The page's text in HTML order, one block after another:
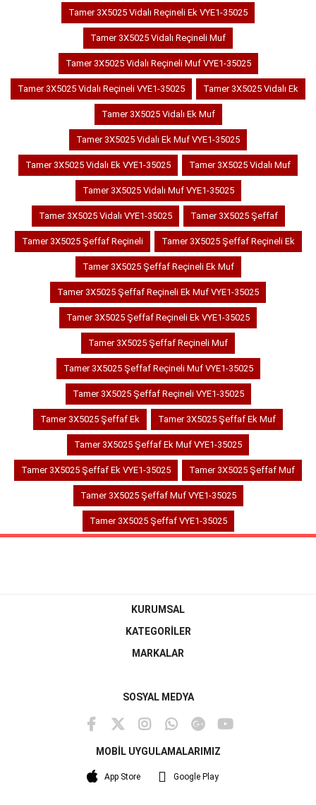
Tamer 3X5025 Vidalı Reçineli Ek VYE1-35025
Tamer 3X5025 Vidalı Reçineli Muf
Tamer 3X5025 Vidalı Reçineli Muf VYE1-35025
Tamer 3X5025 Vidalı Reçineli VYE1-35025 Tamer 3X5025 Vidalı Ek
Tamer 3X5025 Vidalı Ek Muf
Tamer 3X5025 Vidalı Ek Muf VYE1-35025
Tamer 3X5025 Vidalı Ek VYE1-35025 Tamer 3X5025 Vidalı Muf
Tamer 3X5025 Vidalı Muf VYE1-35025
Tamer 3X5025 Vidalı VYE1-35025 Tamer 3X5025 Şeffaf
Tamer 3X5025 Şeffaf Reçineli Tamer 3X5025 Şeffaf Reçineli Ek
Tamer 3X5025 Şeffaf Reçineli Ek Muf
Tamer 3X5025 Şeffaf Reçineli Ek Muf VYE1-35025
Tamer 3X5025 Şeffaf Reçineli Ek VYE1-35025
Tamer 3X5025 Şeffaf Reçineli Muf
Tamer 3X5025 Şeffaf Reçineli Muf VYE1-35025
Tamer 3X5025 Şeffaf Reçineli VYE1-35025
Tamer 3X5025 Şeffaf Ek Tamer 3X5025 Şeffaf Ek Muf
Tamer 3X5025 Şeffaf Ek Muf VYE1-35025
Tamer 3X5025 Şeffaf Ek VYE1-35025 Tamer 3X5025 Şeffaf Muf
Tamer 3X5025 Şeffaf Muf VYE1-35025
Tamer 3X5025 Şeffaf VYE1-35025
KURUMSAL
KATEGORİLER
MARKALAR
SOSYAL MEDYA
MOBİL UYGULAMALARIMIZ
App Store Google Play